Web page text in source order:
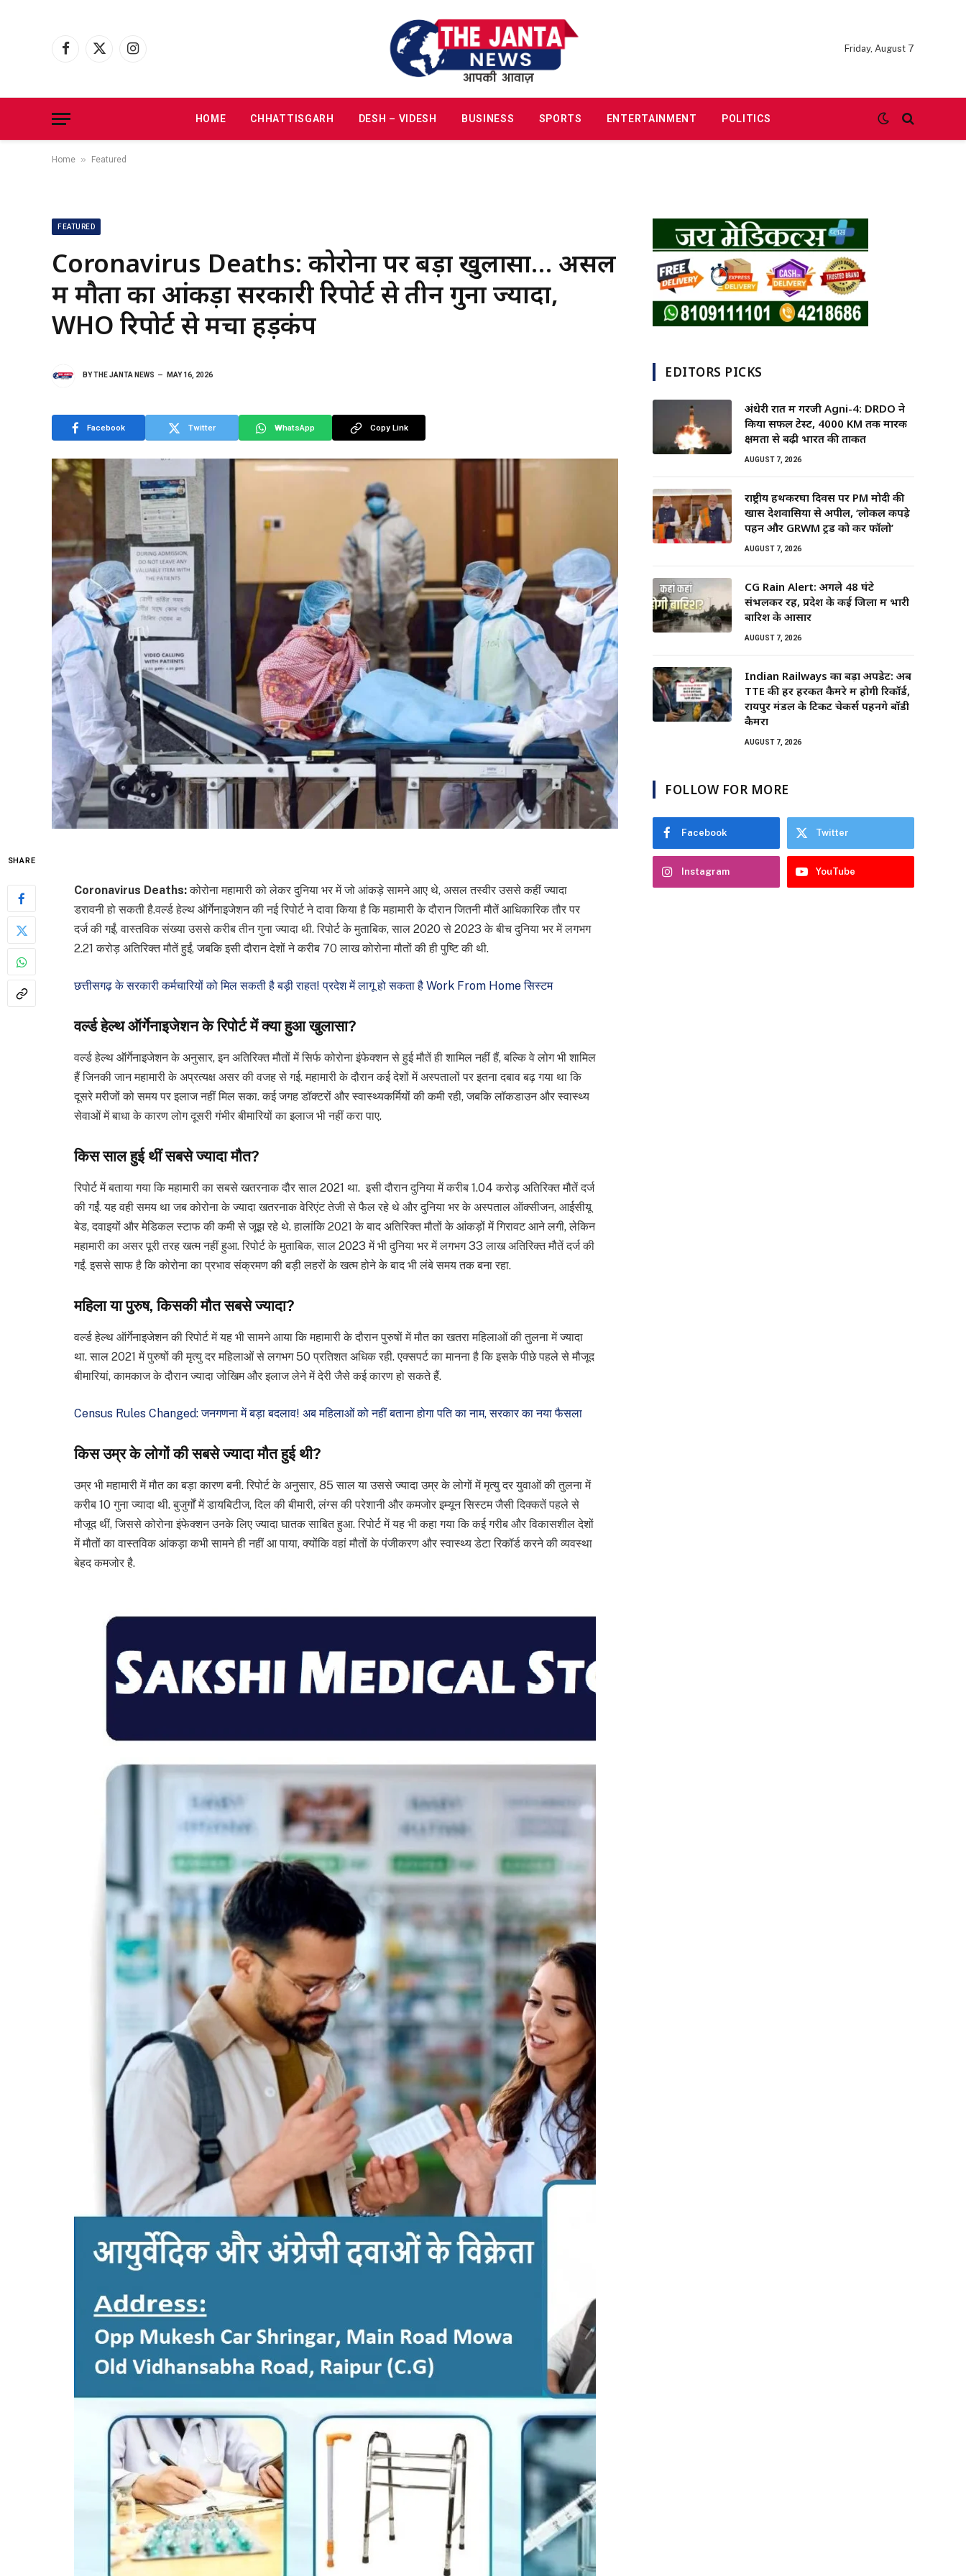
Facebook
X
Instagram
Friday, August 7
HOME CHHATTISGARH DESH – VIDESH BUSINESS SPORTS ENTERTAINMENT POLITICS
Home » Featured
FEATURED
Coronavirus Deaths: कोरोना पर बड़ा खुलासा… असल
में मौतों का आंकड़ा सरकारी रिपोर्ट से तीन गुना ज्यादा,
WHO रिपोर्ट से मचा हड़कंप
BYTHE JANTA NEWS MAY 16, 2026
Facebook Twitter WhatsApp Copy Link
SHARE
Coronavirus Deaths:कोरोना महामारी को लेकर दुनिया भर में जो आंकड़े सामने आए थे, असल तस्वीर उससे कहीं ज्यादा
डरावनी हो सकती है.वर्ल्ड हेल्थ ऑर्गेनाइजेशन की नई रिपोर्ट ने दावा किया है कि महामारी के दौरान जितनी मौतें आधिकारिक तौर पर
दर्ज की गईं, वास्तविक संख्या उससे करीब तीन गुना ज्यादा थी. रिपोर्ट के मुताबिक, साल 2020 से 2023 के बीच दुनिया भर में लगभग
2.21 करोड़ अतिरिक्त मौतें हुईं, जबकि इसी दौरान देशों ने करीब 70 लाख कोरोना मौतों की ही पुष्टि की थी.
छत्तीसगढ़ के सरकारी कर्मचारियों को मिल सकती है बड़ी राहत! प्रदेश में लागू हो सकता है Work From Home सिस्टम
वर्ल्ड हेल्थ ऑर्गेनाइजेशन के रिपोर्ट में क्या हुआ खुलासा?
वर्ल्ड हेल्थ ऑर्गेनाइजेशन के अनुसार, इन अतिरिक्त मौतों में सिर्फ कोरोना इंफेक्शन से हुई मौतें ही शामिल नहीं हैं, बल्कि वे लोग भी शामिल
हैं जिनकी जान महामारी के अप्रत्यक्ष असर की वजह से गई. महामारी के दौरान कई देशों में अस्पतालों पर इतना दबाव बढ़ गया था कि
दूसरे मरीजों को समय पर इलाज नहीं मिल सका. कई जगह डॉक्टरों और स्वास्थ्यकर्मियों की कमी रही, जबकि लॉकडाउन और स्वास्थ्य
सेवाओं में बाधा के कारण लोग दूसरी गंभीर बीमारियों का इलाज भी नहीं करा पाए.
किस साल हुई थीं सबसे ज्यादा मौत?
रिपोर्ट में बताया गया कि महामारी का सबसे खतरनाक दौर साल 2021 था. इसी दौरान दुनिया में करीब 1.04 करोड़ अतिरिक्त मौतें दर्ज
की गईं. यह वही समय था जब कोरोना के ज्यादा खतरनाक वेरिएंट तेजी से फैल रहे थे और दुनिया भर के अस्पताल ऑक्सीजन, आईसीयू
बेड, दवाइयों और मेडिकल स्टाफ की कमी से जूझ रहे थे. हालांकि 2021 के बाद अतिरिक्त मौतों के आंकड़ों में गिरावट आने लगी, लेकिन
महामारी का असर पूरी तरह खत्म नहीं हुआ. रिपोर्ट के मुताबिक, साल 2023 में भी दुनिया भर में लगभग 33 लाख अतिरिक्त मौतें दर्ज की
गईं. इससे साफ है कि कोरोना का प्रभाव संक्रमण की बड़ी लहरों के खत्म होने के बाद भी लंबे समय तक बना रहा.
महिला या पुरुष, किसकी मौत सबसे ज्यादा?
वर्ल्ड हेल्थ ऑर्गेनाइजेशन की रिपोर्ट में यह भी सामने आया कि महामारी के दौरान पुरुषों में मौत का खतरा महिलाओं की तुलना में ज्यादा
था. साल 2021 में पुरुषों की मृत्यु दर महिलाओं से लगभग 50 प्रतिशत अधिक रही. एक्सपर्ट का मानना है कि इसके पीछे पहले से मौजूद
बीमारियां, कामकाज के दौरान ज्यादा जोखिम और इलाज लेने में देरी जैसे कई कारण हो सकते हैं.
Census Rules Changed: जनगणना में बड़ा बदलाव! अब महिलाओं को नहीं बताना होगा पति का नाम, सरकार का नया फैसला
किस उम्र के लोगों की सबसे ज्यादा मौत हुई थी?
उम्र भी महामारी में मौत का बड़ा कारण बनी. रिपोर्ट के अनुसार, 85 साल या उससे ज्यादा उम्र के लोगों में मृत्यु दर युवाओं की तुलना में
करीब 10 गुना ज्यादा थी. बुजुर्गों में डायबिटीज, दिल की बीमारी, लंग्स की परेशानी और कमजोर इम्यून सिस्टम जैसी दिक्कतें पहले से
मौजूद थीं, जिससे कोरोना इंफेक्शन उनके लिए ज्यादा घातक साबित हुआ. रिपोर्ट में यह भी कहा गया कि कई गरीब और विकासशील देशों
में मौतों का वास्तविक आंकड़ा कभी सामने ही नहीं आ पाया, क्योंकि वहां मौतों के पंजीकरण और स्वास्थ्य डेटा रिकॉर्ड करने की व्यवस्था
बेहद कमजोर है.
EDITORS PICKS
अंधेरी रात में गरजी Agni-4: DRDO ने
किया सफल टेस्ट, 4000 KM तक मारक
क्षमता से बढ़ी भारत की ताकत
AUGUST 7, 2026
राष्ट्रीय हथकरघा दिवस पर PM मोदी की
खास देशवासियों से अपील, ‘लोकल कपड़े
पहनें और GRWM ट्रेंड को करें फॉलो’
AUGUST 7, 2026
CG Rain Alert: अगले 48 घंटे
संभलकर रहें, प्रदेश के कई जिलों में भारी
बारिश के आसार
AUGUST 7, 2026
Indian Railways का बड़ा अपडेट: अब
TTE की हर हरकत कैमरे में होगी रिकॉर्ड,
रायपुर मंडल के टिकट चेकर्स पहनेंगे बॉडी
कैमरा
AUGUST 7, 2026
FOLLOW FOR MORE
Facebook Twitter
Instagram YouTube